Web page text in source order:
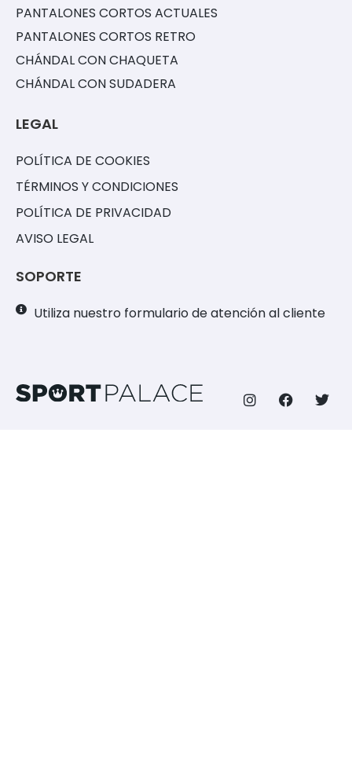
PANTALONES CORTOS ACTUALES
PANTALONES CORTOS RETRO
CHÁNDAL CON CHAQUETA
CHÁNDAL CON SUDADERA
LEGAL
POLÍTICA DE COOKIES
TÉRMINOS Y CONDICIONES
POLÍTICA DE PRIVACIDAD
AVISO LEGAL
SOPORTE
Utiliza nuestro formulario de atención al cliente